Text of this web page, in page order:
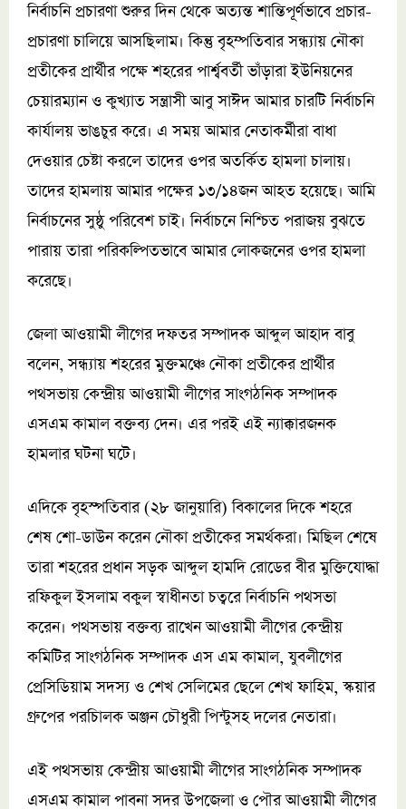
নির্বাচনি প্রচারণা শুরুর দিন থেকে অত্যন্ত শান্তিপূর্ণভাবে প্রচার-
প্রচারণা চালিয়ে আসছিলাম। কিন্তু বৃহম্পতিবার সন্ধ্যায় নৌকা
প্রতীকের প্রার্থীর পক্ষে শহরের পার্শ্ববর্তী ভাঁড়ারা ইউনিয়নের
চেয়ারম্যান ও কুখ্যাত সন্ত্রাসী আবু সাঈদ আমার চারটি নির্বাচনি
কার্যালয় ভাঙচুর করে। এ সময় আমার নেতাকর্মীরা বাধা
দেওয়ার চেষ্টা করলে তাদের ওপর অতর্কিত হামলা চালায়।
তাদের হামলায় আমার পক্ষের ১৩/১৪জন আহত হয়েছে। আমি
নির্বাচনের সুষ্ঠু পরিবেশ চাই। নির্বাচনে নিশ্চিত পরাজয় বুঝতে
পারায় তারা পরিকল্পিতভাবে আমার লোকজনের ওপর হামলা
করেছে।
জেলা আওয়ামী লীগের দফতর সম্পাদক আব্দুল আহাদ বাবু
বলেন, সন্ধ্যায় শহরের মুক্তমঞ্চে নৌকা প্রতীকের প্রার্থীর
পথসভায় কেন্দ্রীয় আওয়ামী লীগের সাংগঠনিক সম্পাদক
এসএম কামাল বক্তব্য দেন। এর পরই এই ন্যাক্কারজনক
হামলার ঘটনা ঘটে।
এদিকে বৃহস্পতিবার (২৮ জানুয়ারি) বিকালের দিকে শহরে
শেষ শো-ডাউন করেন নৌকা প্রতীকের সমর্থকরা। মিছিল শেষে
তারা শহরের প্রধান সড়ক আব্দুল হামদি রোডের বীর মুক্তিযোদ্ধা
রফিকুল ইসলাম বকুল স্বাধীনতা চত্বরে নির্বাচনি পথসভা
করেন। পথসভায় বক্তব্য রাখেন আওয়ামী লীগের কেন্দ্রীয়
কমিটির সাংগঠনিক সম্পাদক এস এম কামাল, যুবলীগের
প্রেসিডিয়াম সদস্য ও শেখ সেলিমের ছেলে শেখ ফাহিম, স্কয়ার
গ্রুপের পরচিালক অঞ্জন চৌধুরী পিন্টুসহ দলের নেতারা।
এই পথসভায় কেন্দ্রীয় আওয়ামী লীগের সাংগঠনিক সম্পাদক
এসএম কামাল পাবনা সদর উপজেলা ও পৌর আওয়ামী লীগের